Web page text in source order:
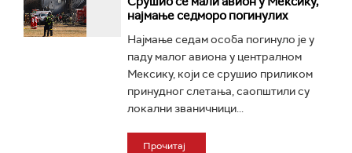
најмање седморо погинулих
Најмање седам особа погинуло је у
паду малог авиона у централном
Мексику, који се срушио приликом
принудног слетања, саопштили су
локални званичници...
Прочитај